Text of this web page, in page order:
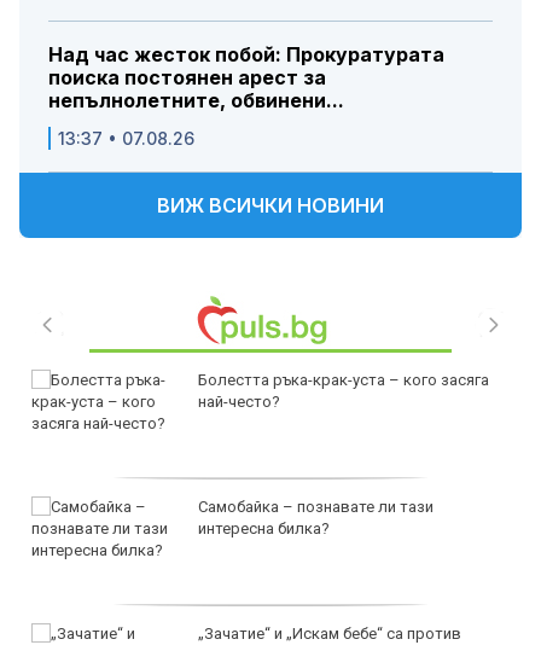
Над час жесток побой: Прокуратурата
поиска постоянен арест за
непълнолетните, обвинени...
13:37 • 07.08.26
ВИЖ ВСИЧКИ НОВИНИ
Болестта ръка-крак-уста – кого засяга
най-често?
Самобайка – познавате ли тази
интересна билка?
„Зачатие“ и „Искам бебе“ са против